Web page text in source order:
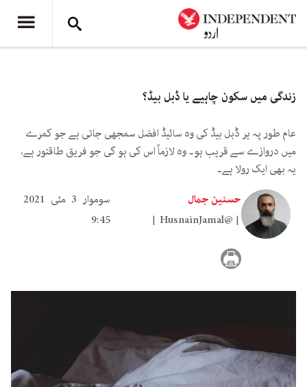
زندگی میں سکون چاہیے یا ڈبل بیڈ؟
عام طور پہ ہر ڈبل بیڈ کی وہ سائیڈ افضل سمجھی جاتی ہے جو کمرے
میں دروازے سے قریب ہو۔ وہ لازماً اس کی ہو گی جو فریق طاقتور ہے،
یہ بھی ایک رولا ہے۔
حسنین جمال
HusnainJamal@
سوموار 3 مئی 2021
9:45